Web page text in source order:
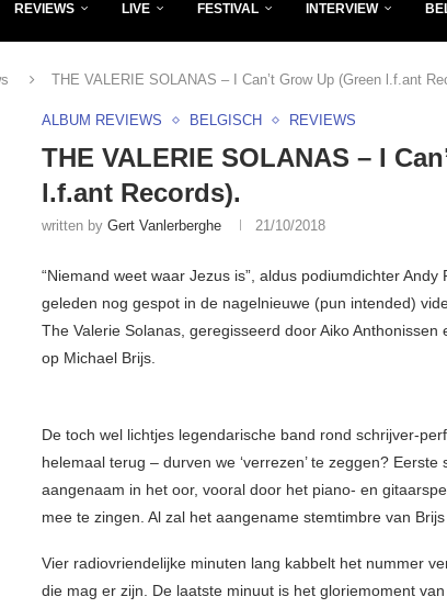
REVIEWS LIVE FESTIVAL INTERVIEW
THE VALERIE SOLANAS – I Can’t Grow Up (Green l.f.ant
ALBUM REVIEWS BELGISCH REVIEWS
THE VALERIE SOLANAS – I
l.f.ant Records).
written by Gert Vanlerberghe 21/10/2018
“Niemand weet waar Jezus is”, aldus podiumdichter
geleden nog gespot in de nagelnieuwe (pun intended)
The Valerie Solanas, geregisseerd door Aiko
op Michael Brijs.
De toch wel lichtjes legendarische band rond schrijver-
helemaal terug – durven we ‘verrezen’ te zeggen? Eerste
aangenaam in het oor, vooral door het piano- en
mee te zingen. Al zal het aangename stemtimbre van
Vier radiovriendelijke minuten lang kabbelt het nummer
die mag er zijn. De laatste minuut is het gloriemoment